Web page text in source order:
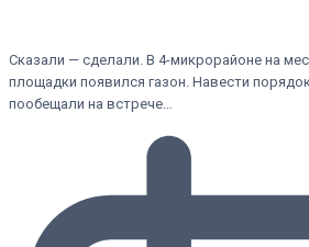
Сказали — сделали. В 4-микрорайоне на
площадки появился газон. Навести
пообещали на встрече…